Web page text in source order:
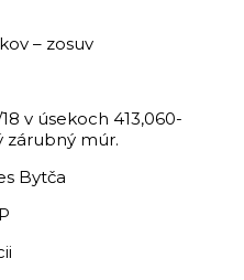
– zosuv
v úsekoch 413,060-
zárubný múr.
Bytča